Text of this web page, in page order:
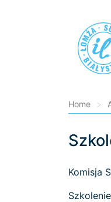
Home >
Komisja